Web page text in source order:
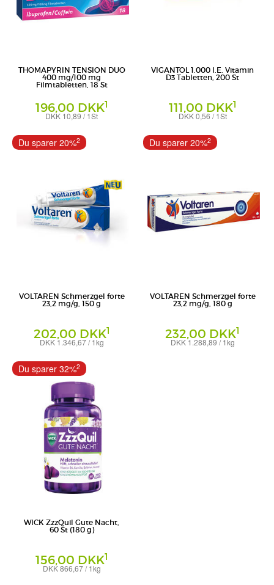
THOMAPYRIN TENSION DUO
400 mg/100 mg
Filmtabletten, 18 St
196,00 DKK1
DKK 10,89 / 1St
A. Nattermann & Cie GmbH
VIGANTOL 1.000 I.E. Vitamin
D3 Tabletten, 200 St
111,00 DKK1
DKK 0,56 / 1St
WICK Pharma - Zweigniederlassung der
Procter & Gamble GmbH
VOLTAREN Schmerzgel forte
23,2 mg/g, 150 g
202,00 DKK1
DKK 1.346,67 / 1kg
Haleon Germany GmbH
Du sparer 20%2
VOLTAREN Schmerzgel forte
23,2 mg/g, 180 g
232,00 DKK1
DKK 1.288,89 / 1kg
Du sparer 20%2
WICK ZzzQuil Gute Nacht,
60 St (180 g)
156,00 DKK1
DKK 866,67 / 1kg
Du sparer 32%2